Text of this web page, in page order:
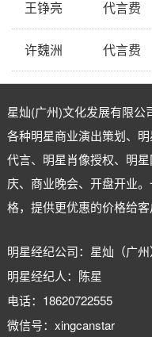
王铮亮 代言费
许魏洲 代言费
星灿(广州)文化发展有限公
各种明星商业演出策划、
代言、明星肖像授权、明
庆、商业晚会、开盘开业
格，提供更优惠的价格给客
明星经纪公司：星灿（广
明星经纪人：陈星
电话：18620722555
微信号：xingcanstar